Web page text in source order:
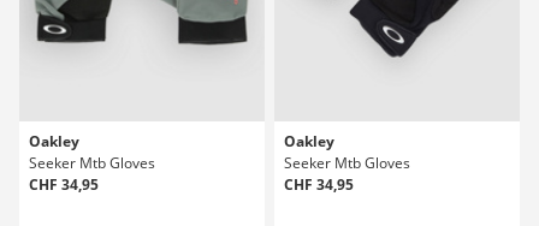
Oakley
Seeker Mtb Gloves
CHF 34,95
Oakley
Seeker Mtb Gloves
CHF 34,95